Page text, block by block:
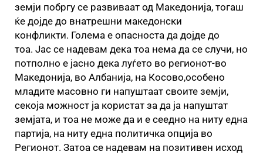
земји побргу се развиваат од Македонија, тогаш
ќе дојде до внатрешни македонски
конфликти. Голема е опасноста да дојде до
тоа. Јас се надевам дека тоа нема да се случи, но
потполно е јасно дека луѓето во регионот-во
Македонија, во Албанија, на Косово,особено
младите масовно ги напуштаат своите земји,
секоја можност ја користат за да ја напуштат
земјата, и тоа не може да и е сеедно на ниту една
партија, на ниту една политичка опција во
Регионот. Затоа се надевам на позитивен исход